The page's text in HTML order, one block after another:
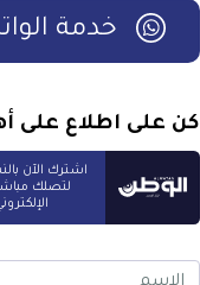
خدمة
كن على اطلاع على
اشترك الآن
لتصلك